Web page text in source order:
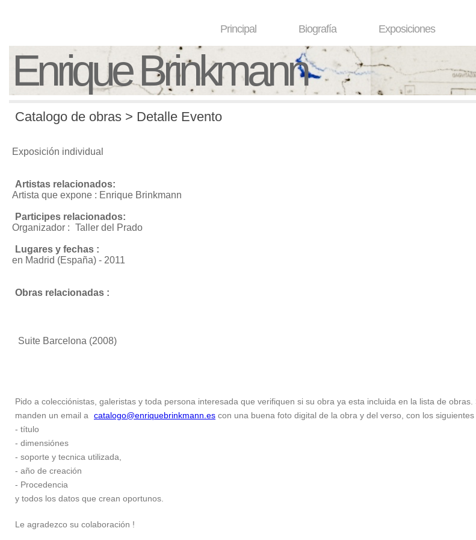
Principal Biografía Exposiciones
Enrique Brinkmann
Catalogo de obras > Detalle Evento
Exposición individual
Artistas relacionados:
Artista que expone : Enrique Brinkmann
Participes relacionados:
Organizador : Taller del Prado
Lugares y fechas :
en Madrid (España) - 2011
Obras relacionadas :
Suite Barcelona (2008)
Pido a colecciónistas, galeristas y toda persona interesada que verifiquen si su obra ya esta incluida en la lista de
manden un email a
catalogo@enriquebrinkmann.es con una buena foto digital de la obra y del verso, con los siguientes
- título
- dimensiónes
- soporte y tecnica utilizada,
- año de creación
- Procedencia
y todos los datos que crean oportunos.
Le agradezco su colaboración !